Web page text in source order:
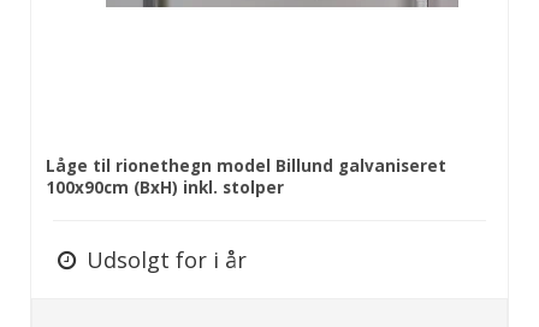
Låge til rionethegn model Billund galvaniseret
100x90cm (BxH) inkl. stolper
Udsolgt for i år